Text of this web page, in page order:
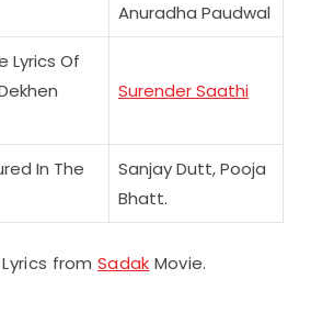
Anuradha Paudwal
Lyrics Of
Surender Saathi
In The
Sanjay Dutt, Pooja
Bhatt.
fromSadak Movie.